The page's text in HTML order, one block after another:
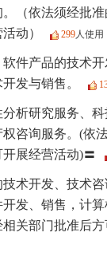
（依法须经批
动）
299人使用
件产品的技术
发与销售。
析研究服务、
咨询服务。(依
展经营活动)〓
术开发、技术
发、销售，计
关部门批准后方